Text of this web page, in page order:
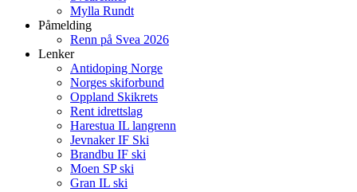
Mylla Rundt
Påmelding
Renn på Svea 2026
Lenker
Antidoping Norge
Norges skiforbund
Oppland Skikrets
Rent idrettslag
Harestua IL langrenn
Jevnaker IF Ski
Brandbu IF ski
Moen SP ski
Gran IL ski